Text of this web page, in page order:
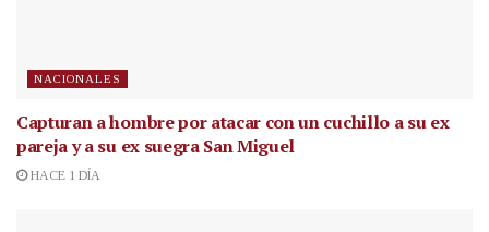
NACIONALES
Capturan a hombre por atacar con un cuchillo a su ex
pareja y a su ex suegra San Miguel
HACE 1 DÍA